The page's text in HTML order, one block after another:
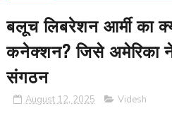
बलूच लिबरेशन आर्मी का
कनेक्शन? जिसे अमेरिका
संगठन
August 12, 2025 Videsh